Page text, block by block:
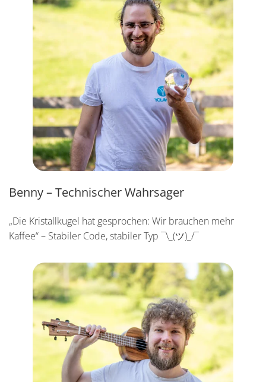
Benny – Technischer Wahrsager
„Die Kristallkugel hat gesprochen: Wir brauchen mehr
Kaffee“ – Stabiler Code, stabiler Typ ¯\_(ツ)_/¯